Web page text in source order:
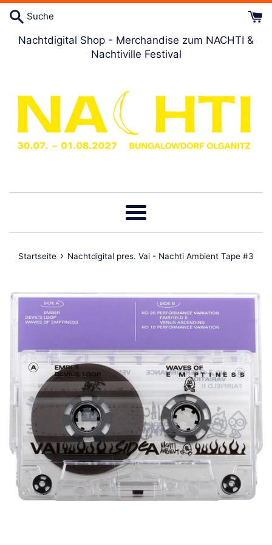
Direkt
zum
Artikel
Suche
Nachtdigital Shop - Merchandise zum NACHTI &
Nachtiville Festival
Menü
Startseite › Nachtdigital pres. Vai - Nachti Ambient Tape #3